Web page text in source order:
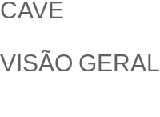
CAVE
VISÃO GERAL